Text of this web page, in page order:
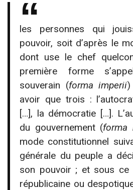
les personnes qui
pouvoir, soit d’après le
dont use le chef
première forme
souverain (forma imperii
avoir que trois :
[…], la démocratie […].
du gouvernement (forma
mode constitutionnel
générale du peuple a
son pouvoir ; et sous ce
républicaine ou